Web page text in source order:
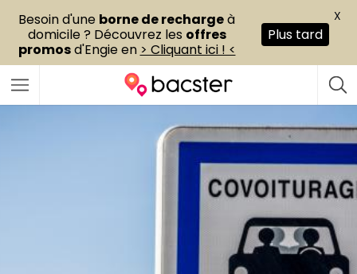
Besoin d'une borne de rechargeà
domicile ? Découvrez les offres
promosd'Engie en > Cliquant ici ! <
Plus tard
X